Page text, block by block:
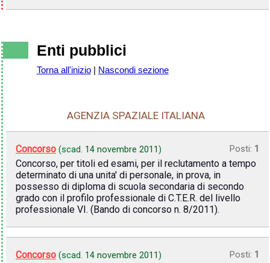
Enti pubblici
Torna all'inizio| Nascondi sezione
AGENZIA SPAZIALE ITALIANA
Concorso (scad. 14 novembre 2011) Posti: 1
Concorso, per titoli ed esami, per il reclutamento a tempo
determinato di una unita' di personale, in prova, in
possesso di diploma di scuola secondaria di secondo
grado con il profilo professionale di C.T.E.R. del livello
professionale VI. (Bando di concorso n. 8/2011).
Concorso (scad. 14 novembre 2011) Posti: 1